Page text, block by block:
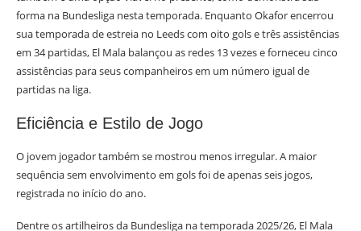
forma na Bundesliga nesta temporada. Enquanto Okafor encerrou
sua temporada de estreia no Leeds com oito gols e três assistências
em 34 partidas, El Mala balançou as redes 13 vezes e forneceu cinco
assistências para seus companheiros em um número igual de
partidas na liga.
Eficiência e Estilo de Jogo
O jovem jogador também se mostrou menos irregular. A maior
sequência sem envolvimento em gols foi de apenas seis jogos,
registrada no início do ano.
Dentre os artilheiros da Bundesliga na temporada 2025/26, El Mala